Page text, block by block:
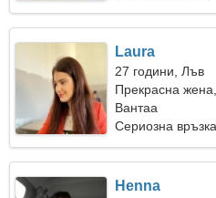
Laura
27 години, Лъв
Прекрасна
Вантаа
Сериозна връзка
Henna